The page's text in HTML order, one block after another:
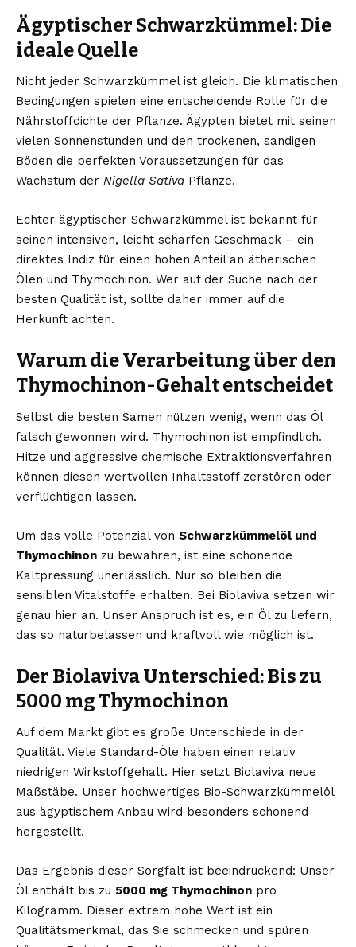
Ägyptischer Schwarzkümmel: Die
ideale Quelle
Nicht jeder Schwarzkümmel ist gleich. Die klimatischen
Bedingungen spielen eine entscheidende Rolle für die
Nährstoffdichte der Pflanze. Ägypten bietet mit seinen
vielen Sonnenstunden und den trockenen, sandigen
Böden die perfekten Voraussetzungen für das
Wachstum der Nigella Sativa Pflanze.
Echter ägyptischer Schwarzkümmel ist bekannt für
seinen intensiven, leicht scharfen Geschmack – ein
direktes Indiz für einen hohen Anteil an ätherischen
Ölen und Thymochinon. Wer auf der Suche nach der
besten Qualität ist, sollte daher immer auf die
Herkunft achten.
Warum die Verarbeitung über den
Thymochinon-Gehalt entscheidet
Selbst die besten Samen nützen wenig, wenn das Öl
falsch gewonnen wird. Thymochinon ist empfindlich.
Hitze und aggressive chemische Extraktionsverfahren
können diesen wertvollen Inhaltsstoff zerstören oder
verflüchtigen lassen.
Um das volle Potenzial von Schwarzkümmelöl und
Thymochinon zu bewahren, ist eine schonende
Kaltpressung unerlässlich. Nur so bleiben die
sensiblen Vitalstoffe erhalten. Bei Biolaviva setzen wir
genau hier an. Unser Anspruch ist es, ein Öl zu liefern,
das so naturbelassen und kraftvoll wie möglich ist.
Der Biolaviva Unterschied: Bis zu
5000 mg Thymochinon
Auf dem Markt gibt es große Unterschiede in der
Qualität. Viele Standard-Öle haben einen relativ
niedrigen Wirkstoffgehalt. Hier setzt Biolaviva neue
Maßstäbe. Unser hochwertiges Bio-Schwarzkümmelöl
aus ägyptischem Anbau wird besonders schonend
hergestellt.
Das Ergebnis dieser Sorgfalt ist beeindruckend: Unser
Öl enthält bis zu 5000 mg Thymochinon pro
Kilogramm. Dieser extrem hohe Wert ist ein
Qualitätsmerkmal, das Sie schmecken und spüren